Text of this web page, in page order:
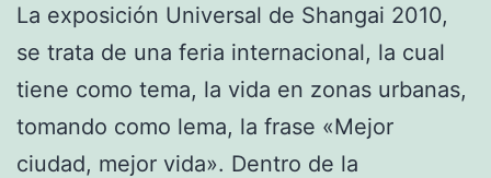
La exposición Universal de Shangai 2010,
se trata de una feria internacional, la cual
tiene como tema, la vida en zonas urbanas,
tomando como lema, la frase «Mejor
ciudad, mejor vida». Dentro de la